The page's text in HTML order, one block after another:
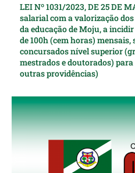
LEI Nº 1031/2023, DE 25 DE
salarial com a valorização
da educação de Moju, a
de 100h (cem horas)
concursados nível superior
mestrados e doutorados) para
outras providências)